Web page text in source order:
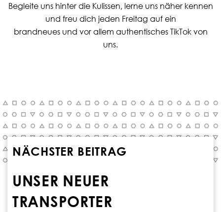
Begleite uns hinter die Kulissen, lerne uns näher kennen
und freu dich jeden Freitag auf ein
brandneues und vor allem authentisches TikTok von
uns.
NÄCHSTER BEITRAG
UNSER NEUER
TRANSPORTER